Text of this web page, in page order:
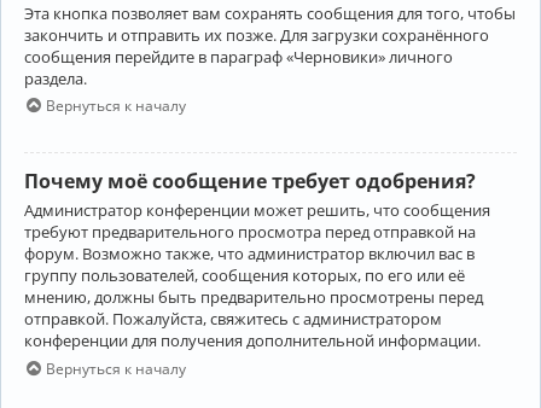
Эта кнопка позволяет вам сохранять сообщения для того, чтобы
закончить и отправить их позже. Для загрузки сохранённого
сообщения перейдите в параграф «Черновики» личного
раздела.
Вернуться к началу
Почему моё сообщение требует одобрения?
Администратор конференции может решить, что сообщения
требуют предварительного просмотра перед отправкой на
форум. Возможно также, что администратор включил вас в
группу пользователей, сообщения которых, по его или её
мнению, должны быть предварительно просмотрены перед
отправкой. Пожалуйста, свяжитесь с администратором
конференции для получения дополнительной информации.
Вернуться к началу